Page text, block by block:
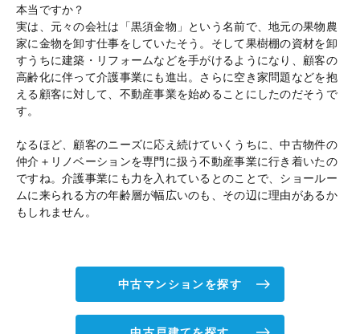
本当ですか？
実は、元々の会社は「黒須金物」という名前で、地元の果物農
家に金物を卸す仕事をしていたそう。そして果樹棚の資材を卸
すうちに建築・リフォームなどを手がけるようになり、顧客の
高齢化に伴って介護事業にも進出。さらに空き家問題などを抱
える顧客に対して、不動産事業を始めることにしたのだそうで
す。
なるほど、顧客のニーズに応え続けていくうちに、中古物件の
仲介＋リノベーションを専門に扱う不動産事業に行き着いたの
ですね。介護事業にも力を入れているとのことで、ショールー
ムに来られる方の年齢層が幅広いのも、その辺に理由があるか
もしれません。
中古マンションを探す